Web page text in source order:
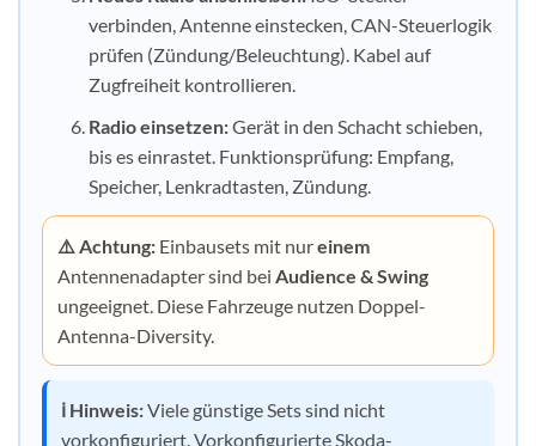
verbinden, Antenne einstecken, CAN-Steuerlogik
prüfen (Zündung/Beleuchtung). Kabel auf
Zugfreiheit kontrollieren.
Radio einsetzen:Gerät in den Schacht schieben,
bis es einrastet. Funktionsprüfung: Empfang,
Speicher, Lenkradtasten, Zündung.
⚠️ Achtung: Einbausets mit nureinem
Antennenadapter sind bei Audience & Swing
ungeeignet. Diese Fahrzeuge nutzen Doppel-
Antenna-Diversity.
ℹ️ Hinweis:Viele günstige Sets sind nicht
vorkonfiguriert. Vorkonfigurierte Skoda-